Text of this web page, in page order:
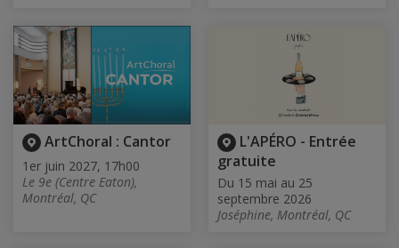
ArtChoral : Cantor
1er juin 2027, 17h00
Le 9e (Centre Eaton),
Montréal, QC
L'APÉRO - Entrée
gratuite
Du 15 mai au 25
septembre 2026
Joséphine, Montréal, QC